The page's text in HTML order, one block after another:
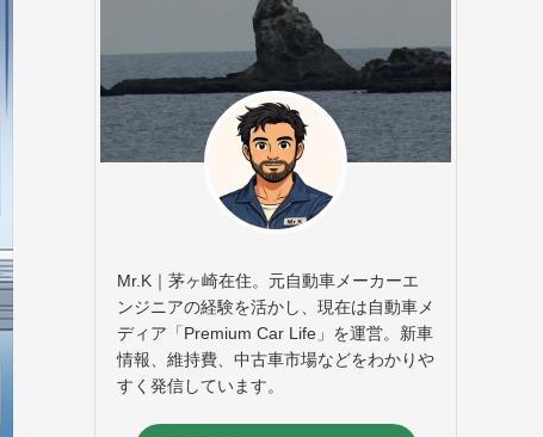
Mr.K｜茅ヶ崎在住。元自動車メーカーエ
ンジニアの経験を活かし、現在は自動車メ
ディア「Premium Car Life」を運営。新車
情報、維持費、中古車市場などをわかりや
すく発信しています。